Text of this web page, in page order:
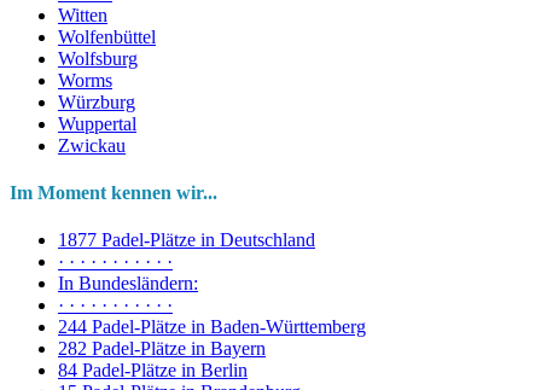
Witten
Wolfenbüttel
Wolfsburg
Worms
Würzburg
Wuppertal
Zwickau
Im Moment kennen wir...
1877 Padel-Plätze in Deutschland
· · · · · · · · · · ·
In Bundesländern:
· · · · · · · · · · ·
244 Padel-Plätze in Baden-Württemberg
282 Padel-Plätze in Bayern
84 Padel-Plätze in Berlin